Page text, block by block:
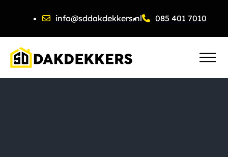
info@sddakdekkers.nl 085 401 7010